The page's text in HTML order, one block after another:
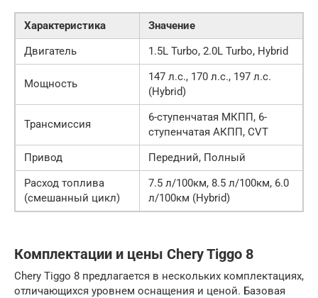
Характеристика
Значение
Двигатель
1.5L Turbo, 2.0L Turbo, Hybrid
Мощность
147 л.с., 170 л.с., 197 л.с.
(Hybrid)
Трансмиссия
6-ступенчатая МКПП, 6-
ступенчатая АКПП, CVT
Привод
Передний, Полный
Расход топлива
(смешанный цикл)
7.5 л/100км, 8.5 л/100км, 6.0
л/100км (Hybrid)
Комплектации и цены Chery Tiggo 8
Chery Tiggo 8 предлагается в нескольких комплектациях,
отличающихся уровнем оснащения и ценой. Базовая